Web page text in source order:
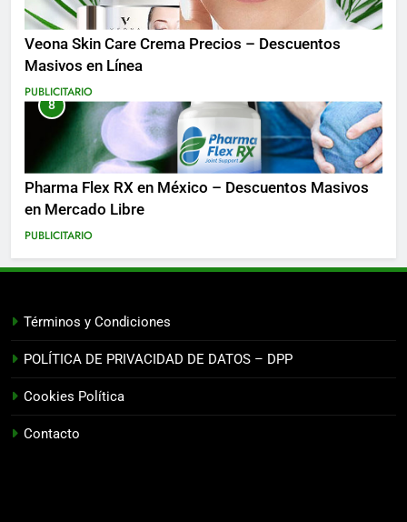
Veona Skin Care Crema Precios – Descuentos
Masivos en Línea
PUBLICITARIO
8
Pharma Flex RX en México – Descuentos Masivos
en Mercado Libre
PUBLICITARIO
Términos y Condiciones
POLÍTICA DE PRIVACIDAD DE DATOS – DPP
Cookies Política
Contacto